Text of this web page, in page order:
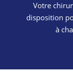
Votre
disposition
à